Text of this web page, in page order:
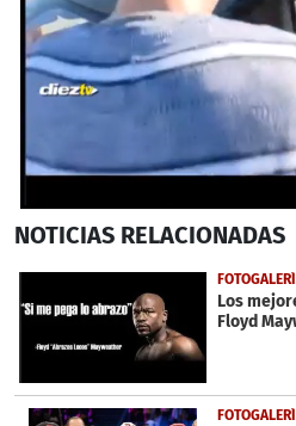
seconds
48
NOTICIAS RELACIONADAS
Los
Floyd